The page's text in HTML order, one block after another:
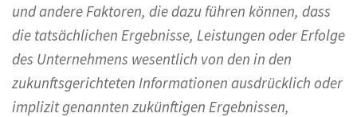
und andere Faktoren, die dazu führen können, dass
die tatsächlichen Ergebnisse, Leistungen oder Erfolge
des Unternehmens wesentlich von den in den
zukunftsgerichteten Informationen ausdrücklich oder
implizit genannten zukünftigen Ergebnissen,